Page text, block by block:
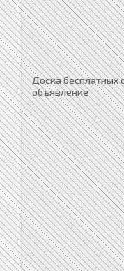
Доска бесплатных
объявление